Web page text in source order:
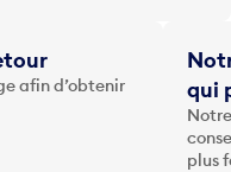
afin d’obtenir
qui
plus